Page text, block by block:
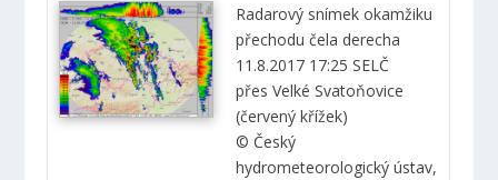
Radarový snímek okamžiku
přechodu čela derecha
11.8.2017 17:25 SELČ
přes Velké Svatoňovice
(červený křížek)
© Český
hydrometeorologický ústav,